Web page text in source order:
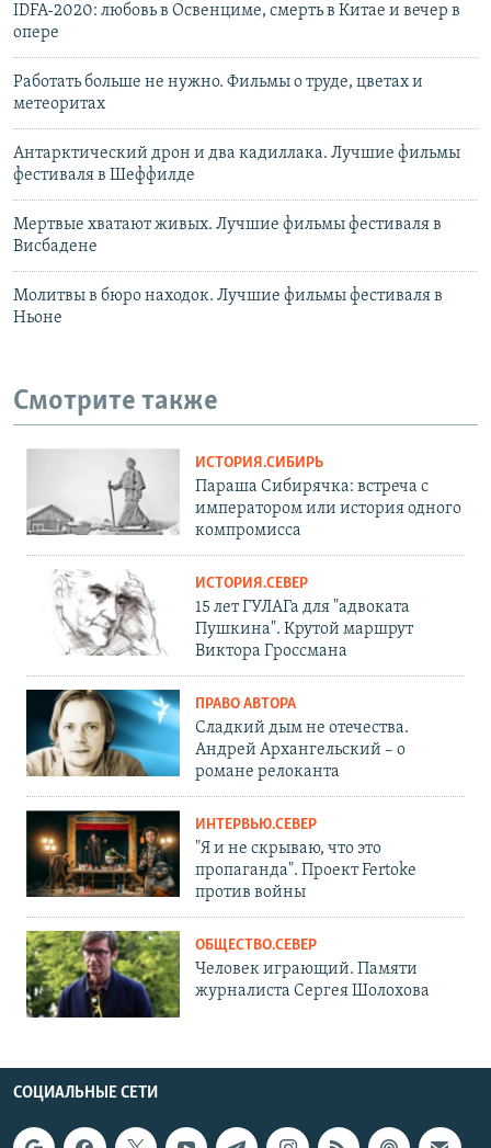
IDFA-2020: любовь в Освенциме, смерть в Китае и вечер в
опере
Работать больше не нужно. Фильмы о труде, цветах и
метеоритах
Антарктический дрон и два кадиллака. Лучшие фильмы
фестиваля в Шеффилде
Мертвые хватают живых. Лучшие фильмы фестиваля в
Висбадене
Молитвы в бюро находок. Лучшие фильмы фестиваля в
Ньоне
Смотрите также
ИСТОРИЯ.СИБИРЬ
Параша Сибирячка: встреча с
императором или история одного
компромисса
ИСТОРИЯ.СЕВЕР
15 лет ГУЛАГа для "адвоката
Пушкина". Крутой маршрут
Виктора Гроссмана
ПРАВО АВТОРА
Сладкий дым не отечества.
Андрей Архангельский – о
романе релоканта
ИНТЕРВЬЮ.СЕВЕР
"Я и не скрываю, что это
пропаганда". Проект Fertoke
против войны
ОБЩЕСТВО.СЕВЕР
Человек играющий. Памяти
журналиста Сергея Шолохова
СОЦИАЛЬНЫЕ СЕТИ